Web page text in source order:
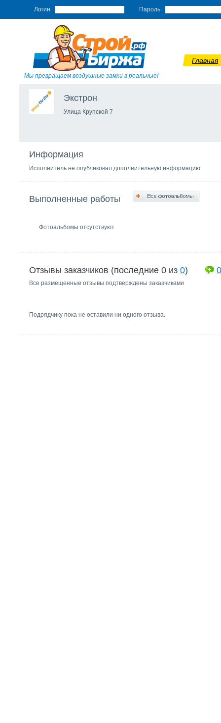
Логин Пароль
Мы превращаем воздушные замки в реальные!
Главная
Экстрон
Улица Крупской 7
Информация
Исполнитель не опубликовал дополнительную информацию
Выполненные работы
Фотоальбомы отсутствуют
Отзывы заказчиков (последние 0 из 0) 0
Все размещенные отзывы подтверждены заказчиками
Подрядчику пока не оставили ни одного отзыва.